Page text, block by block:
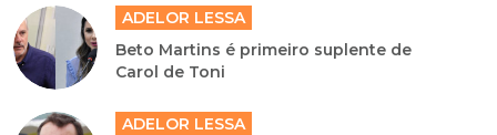
ADELOR LESSA
Beto Martins é primeiro suplente de
Carol de Toni
ADELOR LESSA